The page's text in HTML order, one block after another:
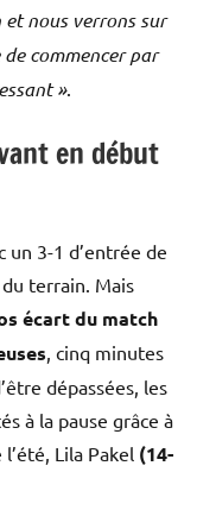
et nous verrons sur
commencer par
».
en début
un 3-1 d’entrée de
terrain. Mais
écart du match
, cinq minutes
dépassées, les
à la pause grâce à
Lila Pakel (14-